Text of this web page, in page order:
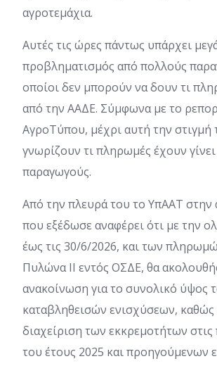
αγροτεμάχια.
Αυτές τις ώρες πάντως υπάρχει
προβληματισμός από πολλούς
οποίοι δεν μπορούν να δουν τι
από την ΑΑΔΕ. Σύμφωνα με το
ΑγροΤύπου, μέχρι αυτή την στιγμή
γνωρίζουν τι πληρωμές έχουν
παραγωγούς.
Από την πλευρά του το ΥπΑΑΤ στην
που εξέδωσε αναφέρει ότι με την
έως τις 30/6/2026, και των
Πυλώνα ΙΙ εντός ΟΣΔΕ, θα
ανακοίνωση για το συνολικό ύψος
καταβληθεισών ενισχύσεων, καθώς
διαχείριση των εκκρεμοτήτων
του έτους 2025 και προηγούμενων